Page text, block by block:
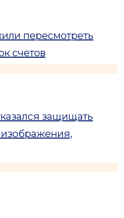
пересмотреть
счетов
защищать